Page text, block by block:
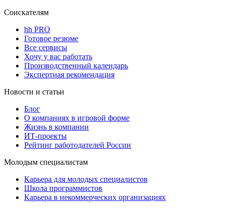
Соискателям
hh PRO
Готовое резюме
Все сервисы
Хочу у вас работать
Производственный календарь
Экспертная рекомендация
Новости и статьи
Блог
О компаниях в игровой форме
Жизнь в компании
ИТ-проекты
Рейтинг работодателей России
Молодым специалистам
Карьера для молодых специалистов
Школа программистов
Карьера в некоммерческих организациях